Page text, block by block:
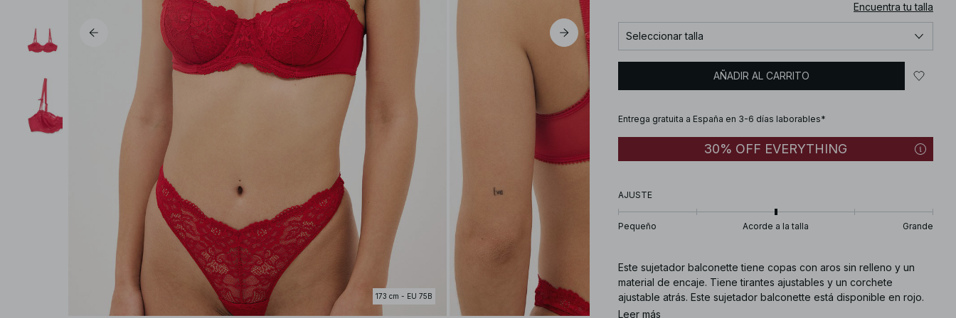
173 cm - EU 75B
Encuentra tu talla
Seleccionar talla
AÑADIR AL CARRITO
Entrega gratuita a España en 3-6 días laborables*
30% OFF EVERYTHING
AJUSTE
Pequeño Acorde a la talla Grande
Este sujetador balconette tiene copas con aros sin relleno y un
material de encaje. Tiene tirantes ajustables y un corchete
ajustable atrás. Este sujetador balconette está disponible en rojo.
Leer más